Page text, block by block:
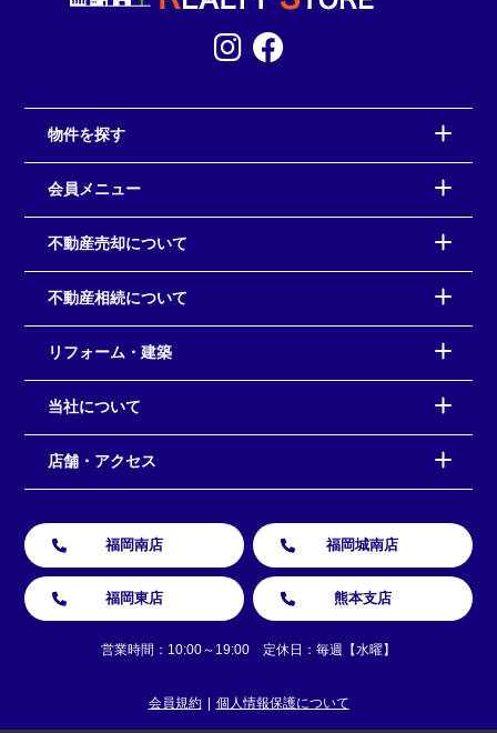
物件を探す
会員メニュー
不動産売却について
不動産相続について
リフォーム・建築
当社について
店舗・アクセス
福岡南店 福岡城南店
福岡東店 熊本支店
営業時間：10:00～19:00 定休日：毎週【水曜】
会員規約 個人情報保護について